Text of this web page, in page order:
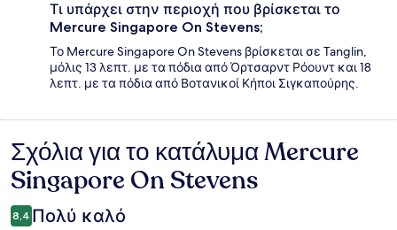
Τι υπάρχει στην περιοχή που βρίσκεται το
Mercure Singapore On Stevens;
Το Mercure Singapore On Stevens βρίσκεται σε Tanglin,
μόλις 13 λεπτ. με τα πόδια από Όρτσαρντ Ρόουντ και 18
λεπτ. με τα πόδια από Βοτανικοί Κήποι Σιγκαπούρης.
Σχόλια
Σχόλια για το κατάλυμα Mercure
Singapore On Stevens
8,4 Πολύ καλό